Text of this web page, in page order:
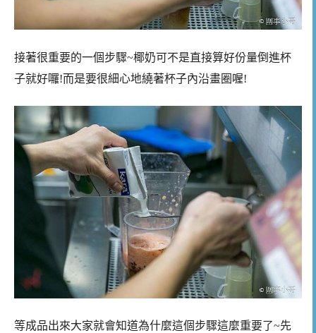
接著很重要的一個步驟~椰奶可不是直接算好份量倒進杯
子就好囉!而是要很細心地繞著杯子內沿畫圈喔!
等成品出來大家就會知道為什麼這個步驟這麼重要了~先